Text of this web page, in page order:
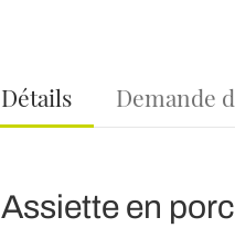
Détails Demande
Assiette en